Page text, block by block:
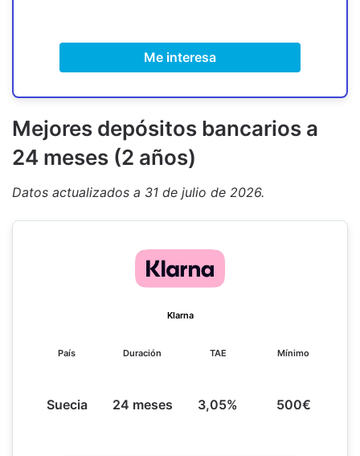
Me interesa
Mejores depósitos bancarios a
24 meses (2 años)
Datos actualizados a 31 de julio de 2026.
Klarna
País
Suecia
Duración
24 meses
TAE
3,05%
Mínimo
500€